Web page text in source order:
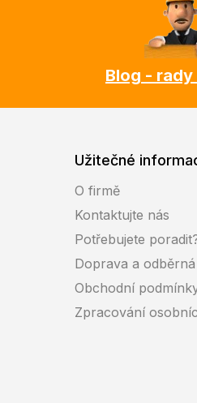
Blog -
Užitečné
O firmě
Kontaktujte nás
Potřebujete
Doprava a
Obchodní
Zpracování